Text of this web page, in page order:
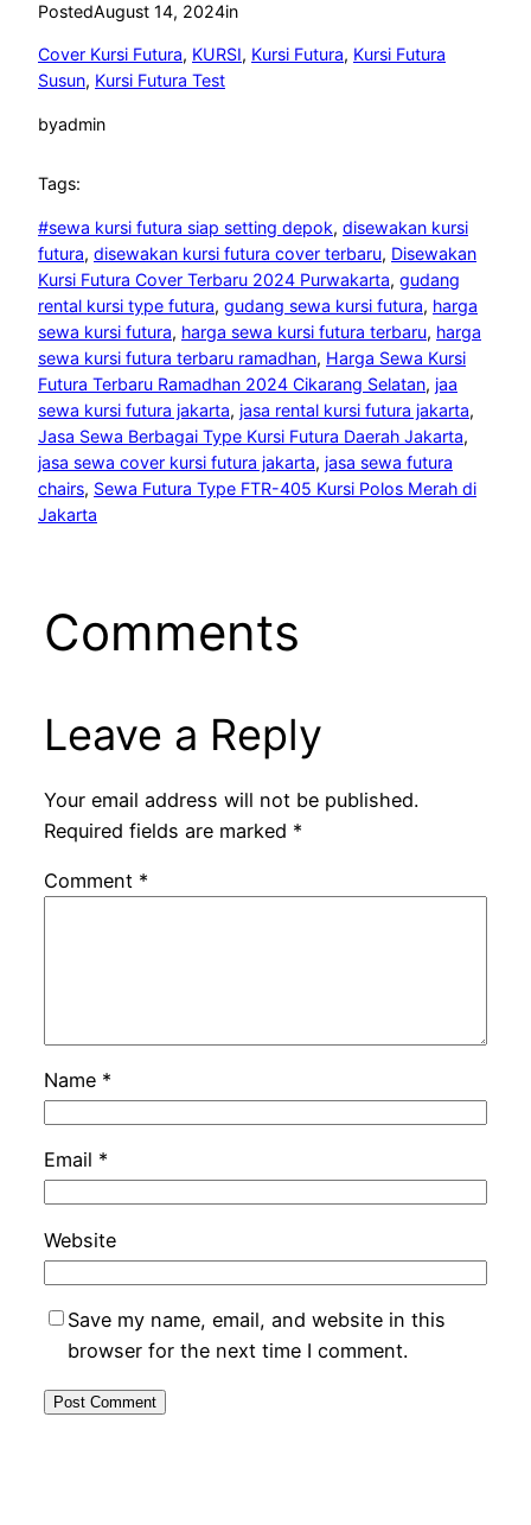
PostedAugust 14, 2024in
Cover Kursi Futura, KURSI, Kursi Futura, Kursi Futura
Susun, Kursi Futura Test
byadmin
Tags:
#sewa kursi futura siap setting depok, disewakan kursi
futura, disewakan kursi futura cover terbaru, Disewakan
Kursi Futura Cover Terbaru 2024 Purwakarta, gudang
rental kursi type futura, gudang sewa kursi futura, harga
sewa kursi futura, harga sewa kursi futura terbaru, harga
sewa kursi futura terbaru ramadhan, Harga Sewa Kursi
Futura Terbaru Ramadhan 2024 Cikarang Selatan, jaa
sewa kursi futura jakarta, jasa rental kursi futura jakarta
Jasa Sewa Berbagai Type Kursi Futura Daerah Jakarta
jasa sewa cover kursi futura jakarta, jasa sewa futura
chairs, Sewa Futura Type FTR-405 Kursi Polos Merah di
Jakarta
Comments
Leave a Reply
Your email address will not be published.
Required fields are marked *
Comment *
Name *
Email *
Website
Save my name, email, and website in this
browser for the next time I comment.